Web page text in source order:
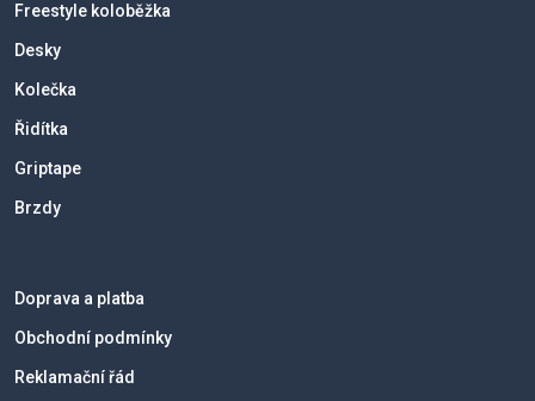
Freestyle koloběžka
Desky
Kolečka
Řidítka
Griptape
Brzdy
Doprava a platba
Obchodní podmínky
Reklamační řád